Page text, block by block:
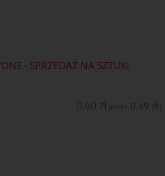
- SPRZEDAŻ NA SZTUKI
(netto: 0,49 zł )